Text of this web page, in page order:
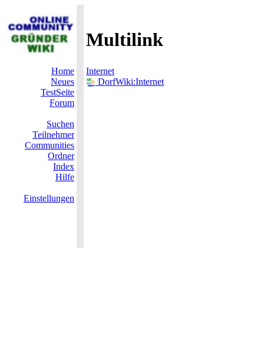
Multilink
Home
Neues
TestSeite
Forum
Suchen
Teilnehmer
Communities
Ordner
Index
Hilfe
Einstellungen
Internet
DorfWiki:Internet